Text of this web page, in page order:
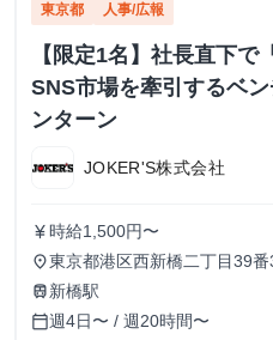
東京都 人事/広報
【限定1名】社長直下で
SNS市場を牽引するベ
ンターン
JOKER'S株式会社
currency_yen 時給1,500円〜
place東京都港区西新橋二丁目39
train 新橋駅
calendar_today週4日〜 / 週20時間〜